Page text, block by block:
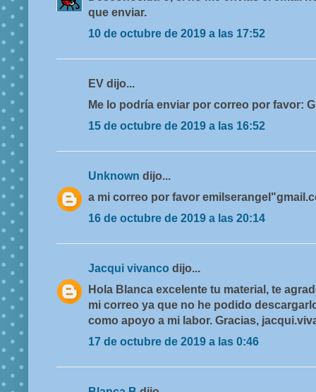
que enviar.
10 de octubre de 2019 a las 17:52
EV dijo...
Me lo podría enviar por correo por favor:
15 de octubre de 2019 a las 16:52
Unknown dijo...
a mi correo por favor
16 de octubre de 2019 a las 20:14
Jacqui vivanco dijo...
Hola Blanca excelente tu material, te
mi correo ya que no he podido
como apoyo a mi labor. Gracias,
17 de octubre de 2019 a las 0:46